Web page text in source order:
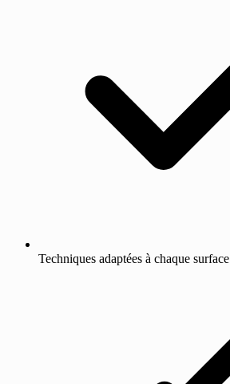
Techniques adaptées à chaque surface